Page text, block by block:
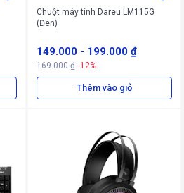
Chuột máy tính Dareu LM115G
(Đen)
149.000 - 199.000 ₫
169.000 ₫ -12%
Thêm vào giỏ